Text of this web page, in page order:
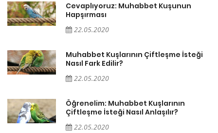
Cevaplıyoruz: Muhabbet Kuşunun
Hapşırması
22.05.2020
Muhabbet Kuşlarının Çiftleşme İsteği
Nasıl Fark Edilir?
22.05.2020
Öğrenelim: Muhabbet Kuşlarının
Çiftleşme İsteği Nasıl Anlaşılır?
22.05.2020